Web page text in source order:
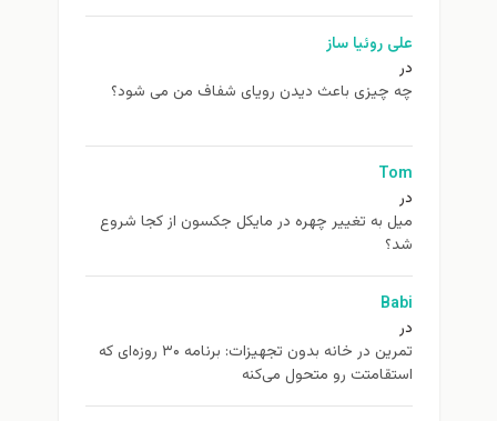
علی روئیا ساز
در
چه چیزی باعث دیدن رویای شفاف من می شود؟
Tom
در
ميل به تغيير چهره در مایکل جکسون از كجا شروع
شد؟
Babi
در
تمرین در خانه بدون تجهیزات: برنامه ۳۰ روزه‌ای که
استقامتت رو متحول می‌کنه